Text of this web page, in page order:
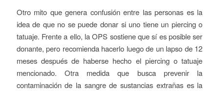
Otro mito que genera confusión entre las personas es la
idea de que no se puede donar si uno tiene un piercing o
tatuaje. Frente a ello, la OPS sostiene que sí es posible ser
donante, pero recomienda hacerlo luego de un lapso de 12
meses después de haberse hecho el piercing o tatuaje
mencionado. Otra medida que busca prevenir la
contaminación de la sangre de sustancias extrañas es la